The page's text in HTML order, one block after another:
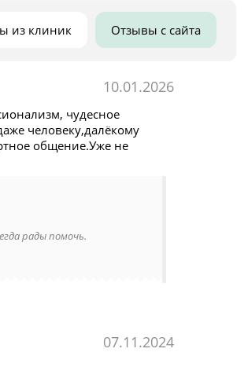
Отзывы с сайта
из клиник
10.01.2026
чудесное
человеку,далёкому
общение.Уже не
рады помочь.
07.11.2024